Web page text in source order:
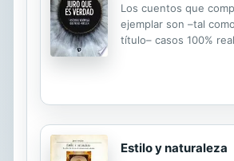
Los cuentos que
ejemplar son –tal
título– casos 100%
que "La realidad
aunque como se
cuenta, eso es
antemano que estos
Estilo y naturaleza